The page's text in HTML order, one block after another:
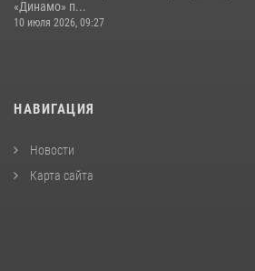
«Динамо» п...
10 июля 2026, 09:27
НАВИГАЦИЯ
Новости
Карта сайта